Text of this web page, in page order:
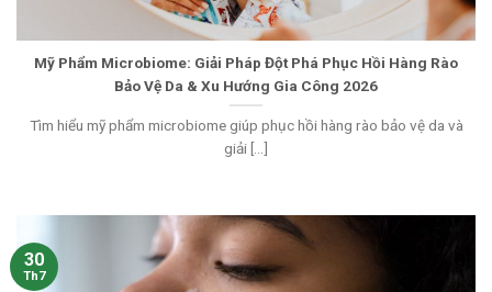
Mỹ Phẩm Microbiome: Giải Pháp Đột Phá Phục Hồi Hàng Rào
Bảo Vệ Da & Xu Hướng Gia Công 2026
Tìm hiểu mỹ phẩm microbiome giúp phục hồi hàng rào bảo vệ da và
giải [...]
30
Th7